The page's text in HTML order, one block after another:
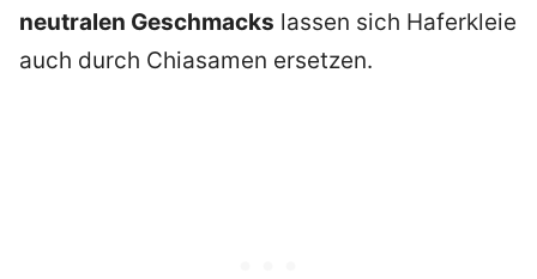
neutralen Geschmacks lassen sich Haferkleie
auch durch Chiasamen ersetzen.